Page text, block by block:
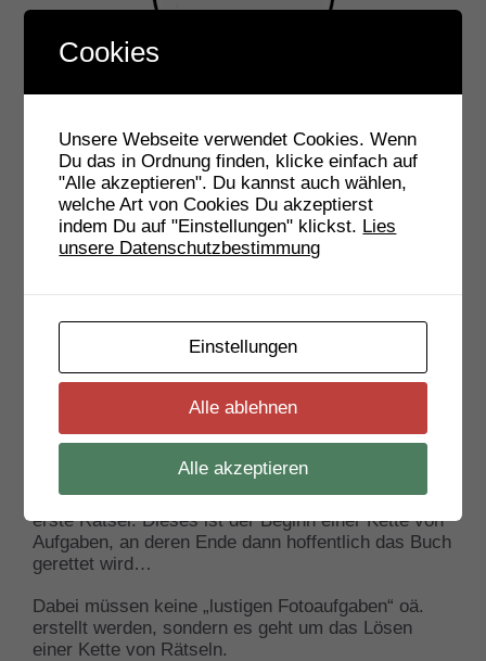
Information:
Dieses Spiel führt Euch zu vielen
Sehenswürdigkeiten von Waiblingen und ganz
schönen Stadt.. Dieses Spiel kommt ohne
Spielleiter vor Ort aus und kann daher immer
Zum Start des Spieles erhaltet ihr per Mail das
erste Rätsel. Dieses ist der Beginn einer Kette von
Aufgaben, an deren Ende dann hoffentlich das Buch
gerettet wird…
Dabei müssen keine „lustigen Fotoaufgaben“ oä.
erstellt werden, sondern es geht um das Lösen
einer Kette von Rätseln.
Cookies
Unsere Webseite verwendet Cookies. Wenn
Du das in Ordnung finden, klicke einfach auf
"Alle akzeptieren". Du kannst auch wählen,
welche Art von Cookies Du akzeptierst
indem Du auf "Einstellungen" klickst. Lies
unsere Datenschutzbestimmung
Einstellungen
Alle ablehnen
Alle akzeptieren